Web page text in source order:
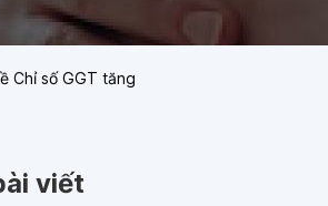
Chỉ số GGT tăng
viết